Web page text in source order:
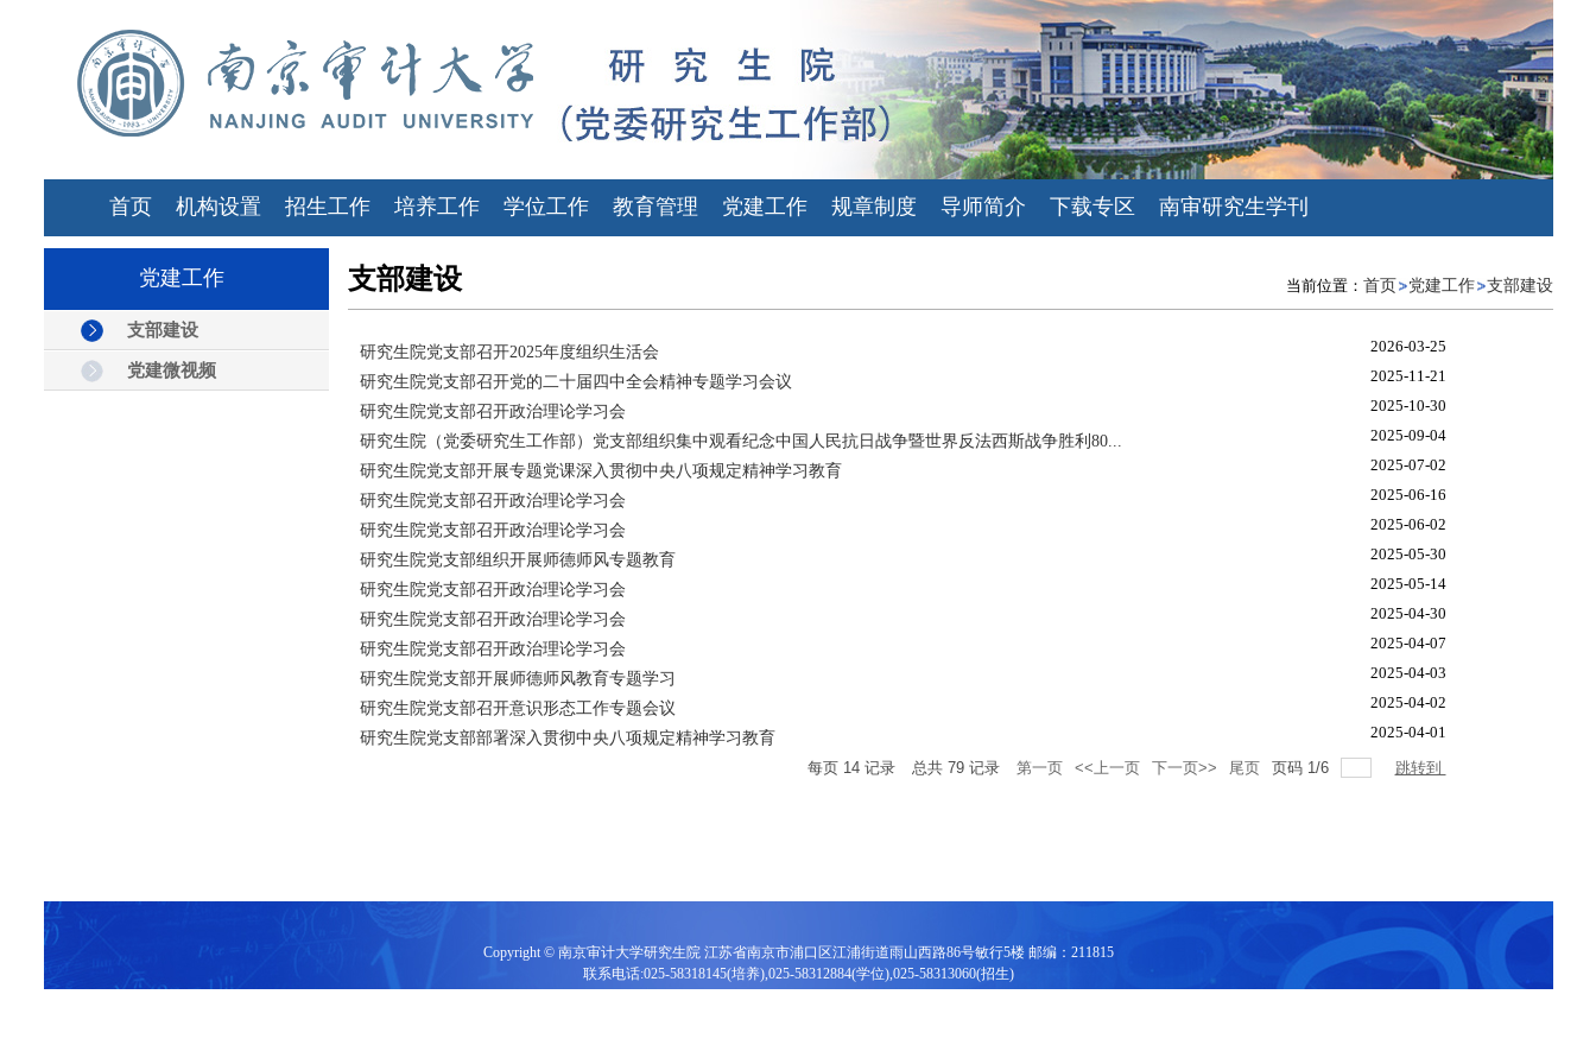
首页 机构设置 招生工作 培养工作 学位工作 教育管理 党建工作 规章制度 导师简介 下载专区 南审研究生学刊
党建工作
支部建设
党建微视频
支部建设 当前位置： 首页 党建工作 支部建设
研究生院党支部召开2025年度组织生活会
2026-03-25
研究生院党支部召开党的二十届四中全会精神专题学习会议
2025-11-21
研究生院党支部召开政治理论学习会
2025-10-30
研究生院（党委研究生工作部）党支部组织集中观看纪念中国人民抗日战争暨世界反法西斯战争胜利80...
2025-09-04
研究生院党支部开展专题党课深入贯彻中央八项规定精神学习教育
2025-07-02
研究生院党支部召开政治理论学习会
2025-06-16
研究生院党支部召开政治理论学习会
2025-06-02
研究生院党支部组织开展师德师风专题教育
2025-05-30
研究生院党支部召开政治理论学习会
2025-05-14
研究生院党支部召开政治理论学习会
2025-04-30
研究生院党支部召开政治理论学习会
2025-04-07
研究生院党支部开展师德师风教育专题学习
2025-04-03
研究生院党支部召开意识形态工作专题会议
2025-04-02
研究生院党支部部署深入贯彻中央八项规定精神学习教育
2025-04-01
每页 14记录 总共 79记录 第一页 <<上一页 下一页>> 尾页 页码 1/6 跳转到
Copyright © 南京审计大学研究生院 江苏省南京市浦口区江浦街道雨山西路86号敏行5楼 邮编：211815
联系电话:025-58318145(培养),025-58312884(学位),025-58313060(招生)